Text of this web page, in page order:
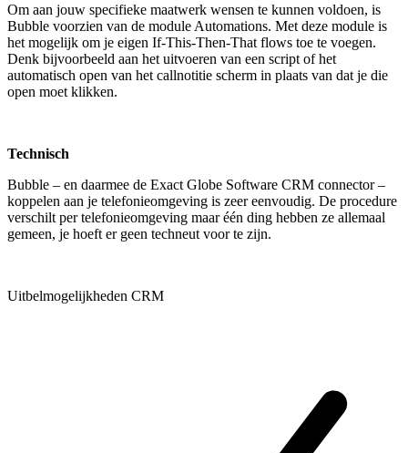
Om aan jouw specifieke maatwerk wensen te kunnen voldoen, is
Bubble voorzien van de module Automations. Met deze module is
het mogelijk om je eigen If-This-Then-That flows toe te voegen.
Denk bijvoorbeeld aan het uitvoeren van een script of het
automatisch open van het callnotitie scherm in plaats van dat je die
open moet klikken.
Technisch
Bubble – en daarmee de Exact Globe Software CRM connector –
koppelen aan je telefonieomgeving is zeer eenvoudig. De procedure
verschilt per telefonieomgeving maar één ding hebben ze allemaal
gemeen, je hoeft er geen techneut voor te zijn.
Uitbelmogelijkheden CRM